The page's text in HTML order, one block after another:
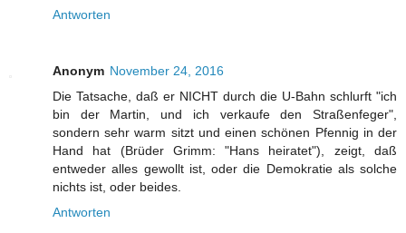
Antworten
Anonym November 24, 2016
Die Tatsache, daß er NICHT durch die U-Bahn schlurft "ich
bin der Martin, und ich verkaufe den Straßenfeger",
sondern sehr warm sitzt und einen schönen Pfennig in der
Hand hat (Brüder Grimm: "Hans heiratet"), zeigt, daß
entweder alles gewollt ist, oder die Demokratie als solche
nichts ist, oder beides.
Antworten